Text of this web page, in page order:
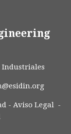
Industriales
- Aviso Legal -